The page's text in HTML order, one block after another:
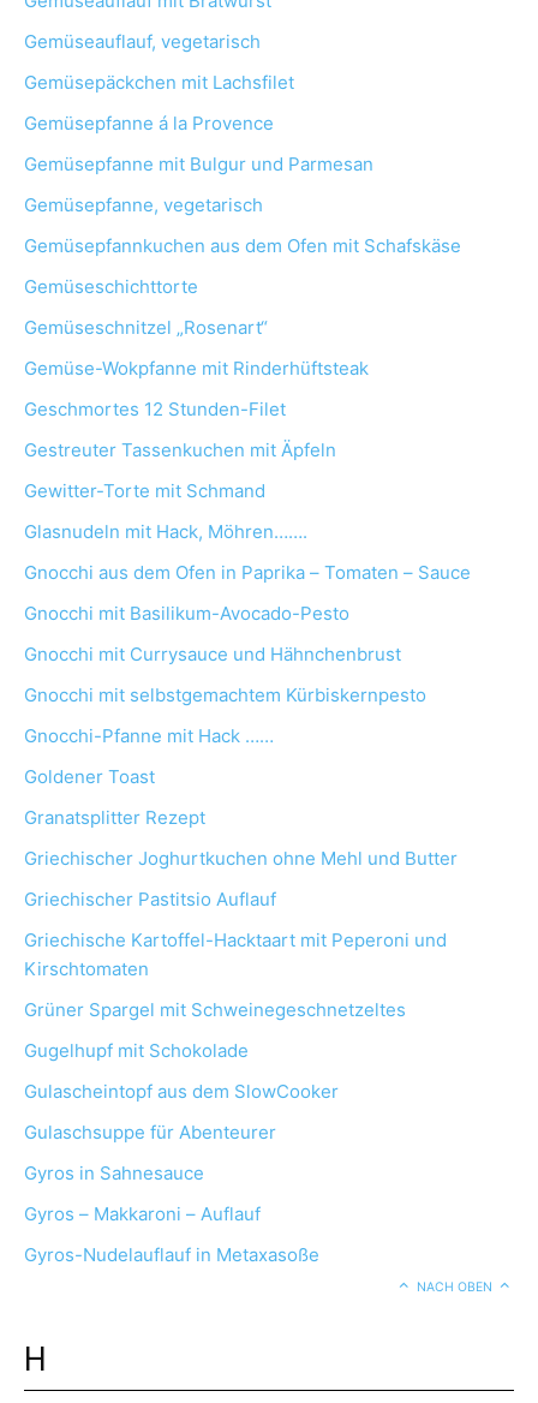
Gemüseauflauf, vegetarisch
Gemüsepäckchen mit Lachsfilet
Gemüsepfanne á la Provence
Gemüsepfanne mit Bulgur und Parmesan
Gemüsepfanne, vegetarisch
Gemüsepfannkuchen aus dem Ofen mit Schafskäse
Gemüseschichttorte
Gemüseschnitzel „Rosenart“
Gemüse-Wokpfanne mit Rinderhüftsteak
Geschmortes 12 Stunden-Filet
Gestreuter Tassenkuchen mit Äpfeln
Gewitter-Torte mit Schmand
Glasnudeln mit Hack, Möhren…….
Gnocchi aus dem Ofen in Paprika – Tomaten – Sauce
Gnocchi mit Basilikum-Avocado-Pesto
Gnocchi mit Currysauce und Hähnchenbrust
Gnocchi mit selbstgemachtem Kürbiskernpesto
Gnocchi-Pfanne mit Hack ……
Goldener Toast
Granatsplitter Rezept
Griechischer Joghurtkuchen ohne Mehl und Butter
Griechischer Pastitsio Auflauf
Griechische Kartoffel-Hacktaart mit Peperoni und
Kirschtomaten
Grüner Spargel mit Schweinegeschnetzeltes
Gugelhupf mit Schokolade
Gulascheintopf aus dem SlowCooker
Gulaschsuppe für Abenteurer
Gyros in Sahnesauce
Gyros – Makkaroni – Auflauf
Gyros-Nudelauflauf in Metaxasoße
NACH OBEN
H